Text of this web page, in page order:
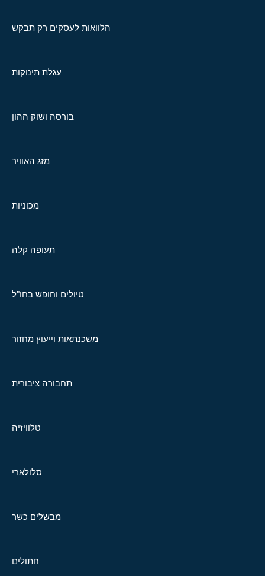
הלוואות לעסקים רק תבקש
עגלת תינוקות
בורסה ושוק ההון
מזג האוויר
מכוניות
תעופה קלה
טיולים וחופש בחו"ל
משכנתאות וייעוץ מחזור
תחבורה ציבורית
טלוויזיה
סלולארי
מבשלים כשר
חתולים